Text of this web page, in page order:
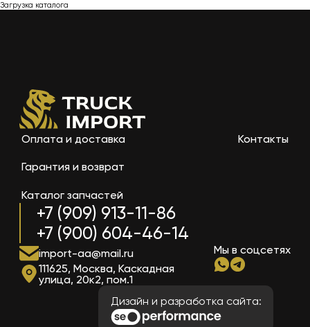
Загрузка каталога
+7 (909) 913-11-86
+7 (900) 604-46-14
Оплата и доставка
Гарантия и возврат
Каталог запчастей
Контакты
import-aa@mail.ru
111625, Москва, Каскадная
улица, 20к2, пом.1
Мы в соцсетях
Дизайн и разработка сайта: